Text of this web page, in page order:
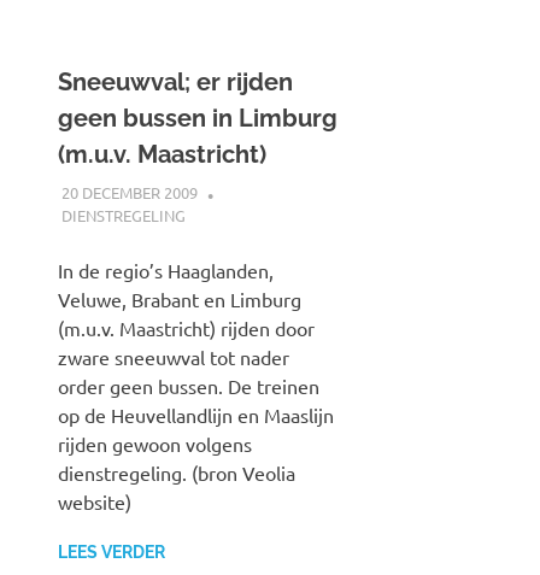
Sneeuwval; er rijden
geen bussen in Limburg
(m.u.v. Maastricht)
20 DECEMBER 2009
DIENSTREGELING
In de regio’s Haaglanden,
Veluwe, Brabant en Limburg
(m.u.v. Maastricht) rijden door
zware sneeuwval tot nader
order geen bussen. De treinen
op de Heuvellandlijn en Maaslijn
rijden gewoon volgens
dienstregeling. (bron Veolia
website)
LEES VERDER